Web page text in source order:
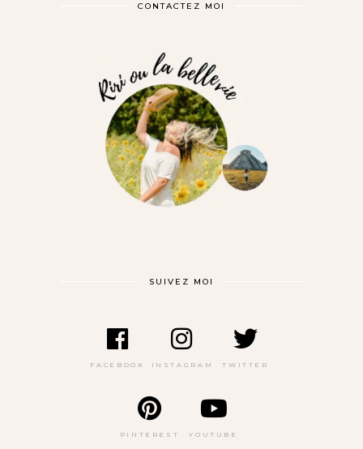
CONTACTEZ MOI
SUIVEZ MOI
FACEBOOK INSTAGRAM TWITTER
PINTEREST YOUTUBE